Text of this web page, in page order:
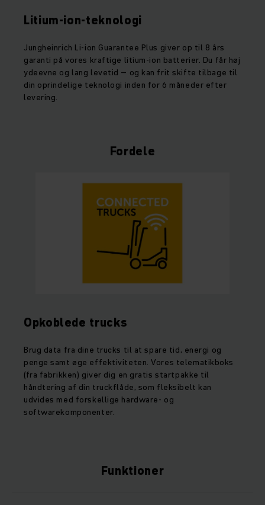
Litium-ion-teknologi
Jungheinrich Li-ion Guarantee Plus giver op til 8 års
garanti på vores kraftige litium-ion batterier. Du får høj
ydeevne og lang levetid – og kan frit skifte tilbage til
din oprindelige teknologi inden for 6 måneder efter
levering.
Fordele
Opkoblede trucks
Brug data fra dine trucks til at spare tid, energi og
penge samt øge effektiviteten. Vores telematikboks
(fra fabrikken) giver dig en gratis startpakke til
håndtering af din truckflåde, som fleksibelt kan
udvides med forskellige hardware- og
softwarekomponenter.
Funktioner